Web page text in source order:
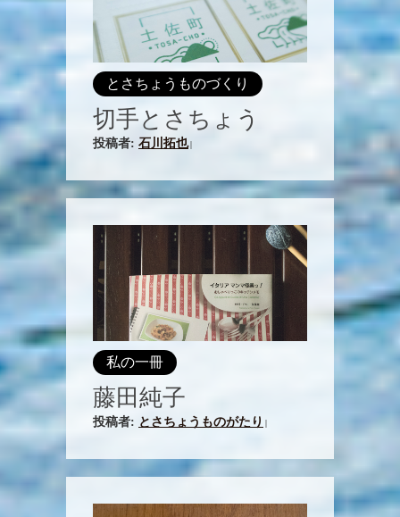
とさちょうものづくり
切手とさちょう
投稿者: 石川拓也|
私の一冊
藤田純子
投稿者: とさちょうものがたり